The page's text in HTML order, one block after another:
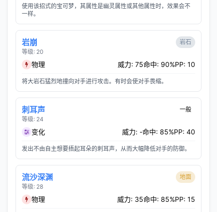
使用该招式的宝可梦，其属性是幽灵属性或其他属性时，效果会不
一样。
岩崩
等级: 20
岩石
物理 威力: 75命中: 90%PP: 10
将大岩石猛烈地撞向对手进行攻击。有时会使对手畏缩。
刺耳声
等级: 24
一般
变化 威力: -命中: 85%PP: 40
发出不由自主想要捂起耳朵的刺耳声，从而大幅降低对手的防御。
流沙深渊
等级: 28
地面
物理 威力: 35命中: 85%PP: 15